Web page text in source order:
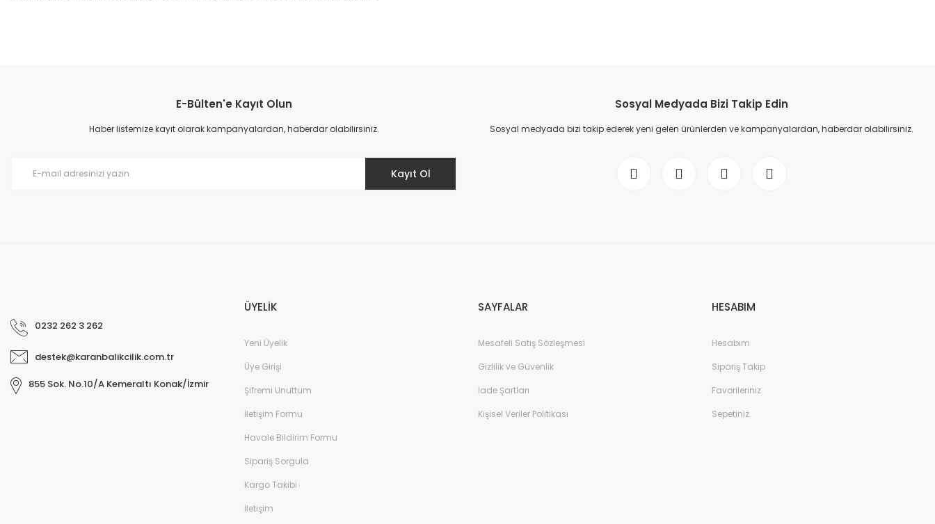
Ürün resmi kalitesiz, bozuk veya görüntülenemiyor.
Ürün açıklamasında eksik bilgiler bulunuyor.
E-Bülten'e Kayıt Olun
Haber listemize kayıt olarak kampanyalardan, haberdar olabilirsiniz.
Kayıt Ol
Sosyal Medyada Bizi Takip Edin
Sosyal medyada bizi takip ederek yeni gelen ürünlerden ve kampanyalardan, haberdar olabilirsiniz.
0232 262 3 262
destek@karanbalikcilik.com.tr
855 Sok. No.10/A Kemeraltı Konak/İzmir
ÜYELİK
Yeni Üyelik
Üye Girişi
Şifremi Unuttum
İletişim Formu
Havale Bildirim Formu
Sipariş Sorgula
Kargo Takibi
İletişim
SAYFALAR
Mesafeli Satış Sözleşmesi
Gizlilik ve Güvenlik
İade Şartları
Kişisel Veriler Politikası
HESABIM
Hesabım
Sipariş Takip
Favorileriniz
Sepetiniz